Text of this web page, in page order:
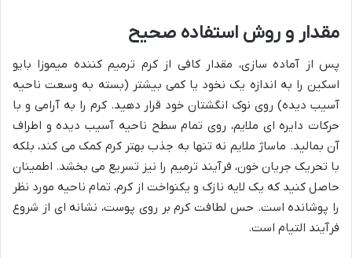
مقدار و روش استفاده صحیح
پس از آماده سازی، مقدار کافی از کرم ترمیم کننده میموزا بایو
اسکین را به اندازه یک نخود یا کمی بیشتر (بسته به وسعت ناحیه
آسیب دیده) روی نوک انگشتان خود قرار دهید. کرم را به آرامی و با
حرکات دایره ای ملایم، روی تمام سطح ناحیه آسیب دیده و اطراف
آن بمالید. ماساژ ملایم نه تنها به جذب بهتر کرم کمک می کند، بلکه
با تحریک جریان خون، فرآیند ترمیم را نیز تسریع می بخشد. اطمینان
حاصل کنید که یک لایه نازک و یکنواخت از کرم، تمام ناحیه مورد نظر
را پوشانده است. حس لطافت کرم بر روی پوست، نشانه ای از شروع
فرآیند التیام است.